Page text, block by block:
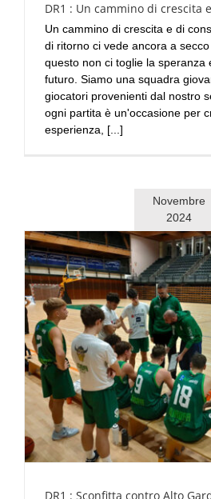
DR1 : Un cammino di crescita
Un cammino di crescita e di
di ritorno ci vede ancora a
questo non ci toglie la speranza
futuro. Siamo una squadra
giocatori provenienti dal nostro
ogni partita è un'occasione per
esperienza, [...]
Novembre
2024
DR1 : Sconfitta contro Alto